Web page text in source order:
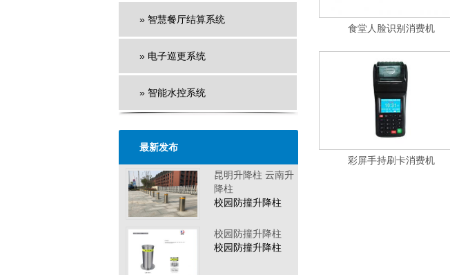
» 智慧餐厅结算系统
» 电子巡更系统
» 智能水控系统
最新发布
昆明升降柱 云南升
降柱
校园防撞升降柱
校园防撞升降柱
校园防撞升降柱
食堂人脸识别消费机
彩屏手持刷卡消费机